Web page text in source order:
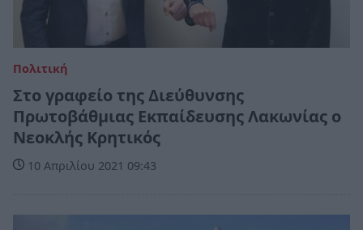
Πολιτική
Στο γραφείο της Διεύθυνσης
Πρωτοβάθμιας Εκπαίδευσης Λακωνίας ο
Νεοκλής Κρητικός
10 Απριλίου 2021 09:43